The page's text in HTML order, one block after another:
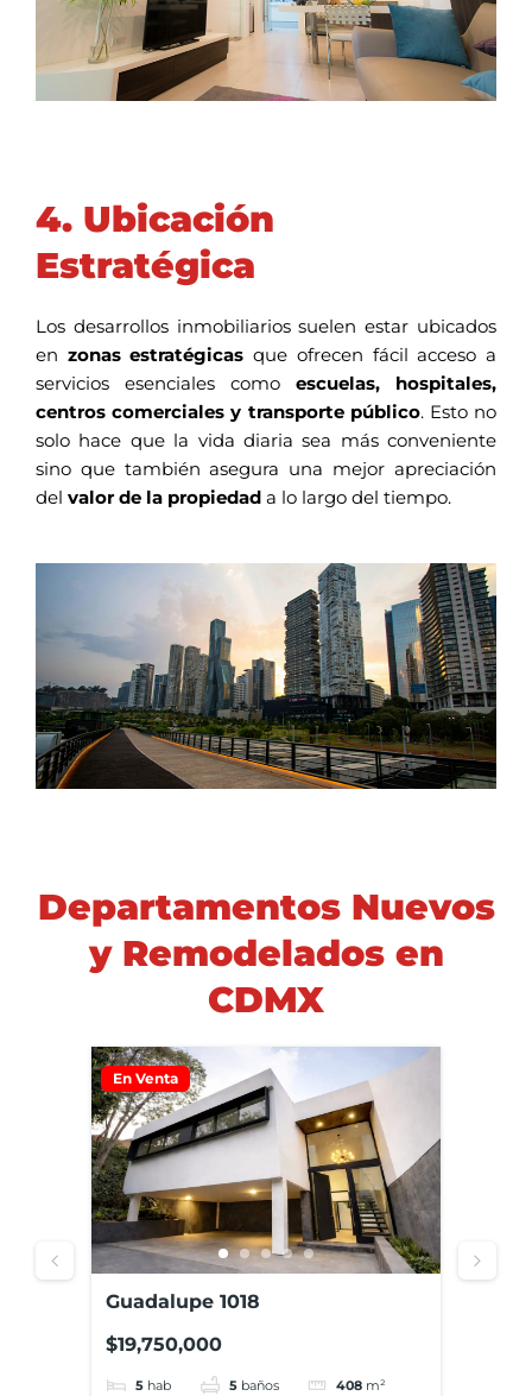
4. Ubicación
Estratégica
Los desarrollos inmobiliarios suelen estar ubicados
en zonas estratégicas que ofrecen fácil acceso a
servicios esenciales como escuelas, hospitales,
centros comerciales y transporte público. Esto no
solo hace que la vida diaria sea más conveniente
sino que también asegura una mejor apreciación
del valor de la propiedad a lo largo del tiempo.
Departamentos Nuevos
y Remodelados en
CDMX
En Venta
Guadalupe 1018
$19,750,000
5 hab 5 baños 408 m²